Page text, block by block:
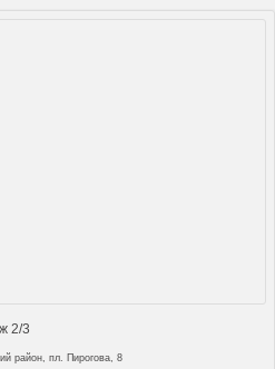
2/3
район, пл. Пирогова, 8